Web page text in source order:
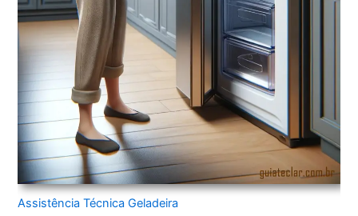
Assistência Técnica Geladeira